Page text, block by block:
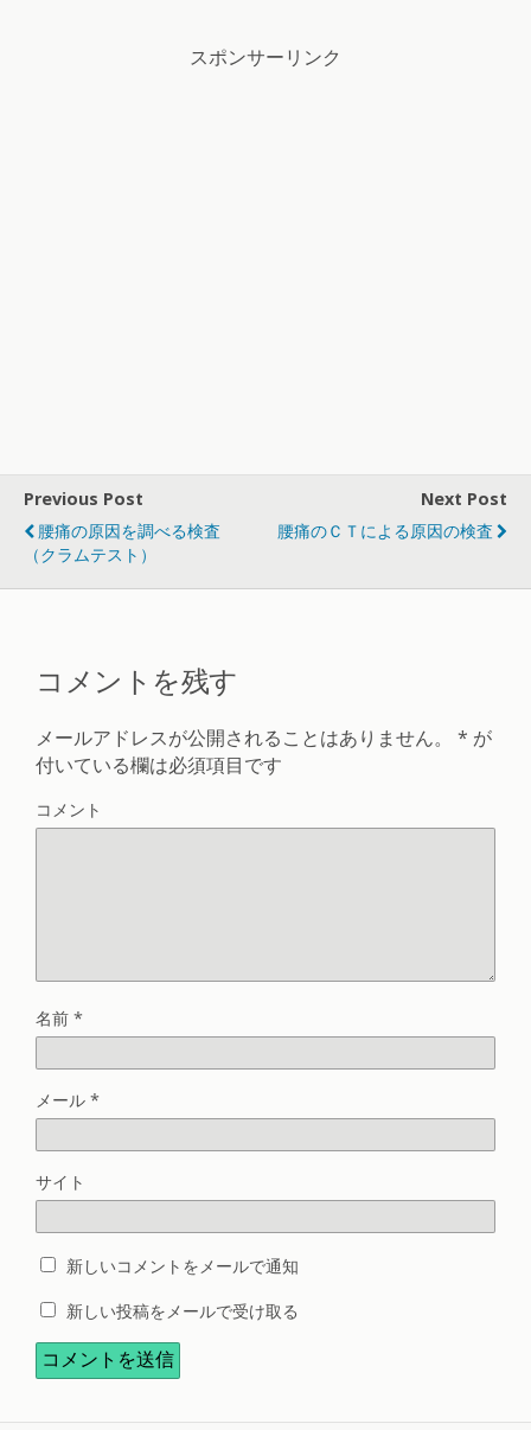
スポンサーリンク
Previous Post
腰痛の原因を調べる検査
（クラムテスト）
Next Post
腰痛のＣＴによる原因の検査
コメントを残す
メールアドレスが公開されることはありません。 * が
付いている欄は必須項目です
コメント
名前 *
メール *
サイト
新しいコメントをメールで通知
新しい投稿をメールで受け取る